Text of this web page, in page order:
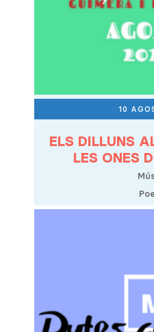
10
ELS DILLUNS
LES ONES